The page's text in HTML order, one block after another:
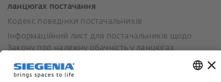
ланцюгах постачання
Кодекс поведінки постачальників
Інформаційний лист для постачальників щодо
Закону про належну обачність у ланцюгах
Декларація про принципи стратегії у сфері прав